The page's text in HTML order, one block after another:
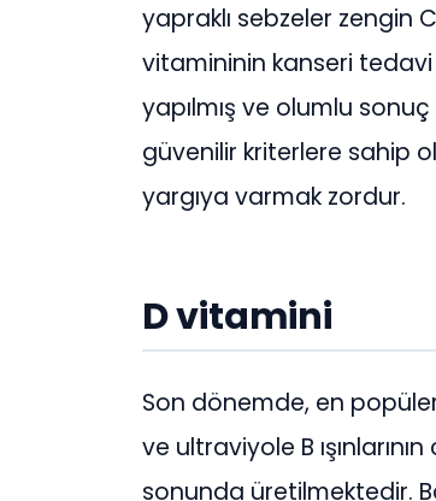
yapraklı sebzeler zengin
vitamininin kanseri
yapılmış ve olumlu
güvenilir kriterlere sahip
yargıya varmak zordur.
D vitamini
Son dönemde, en
ve ultraviyole B
sonunda üretilmektedir.